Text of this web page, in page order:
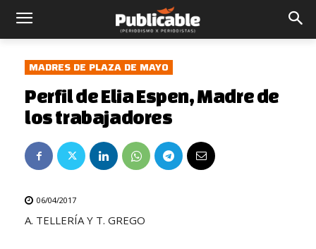
MADRES DE PLAZA DE MAYO
Perfil de Elia Espen, Madre de
los trabajadores
06/04/2017
A. TELLERÍA Y T. GREGO